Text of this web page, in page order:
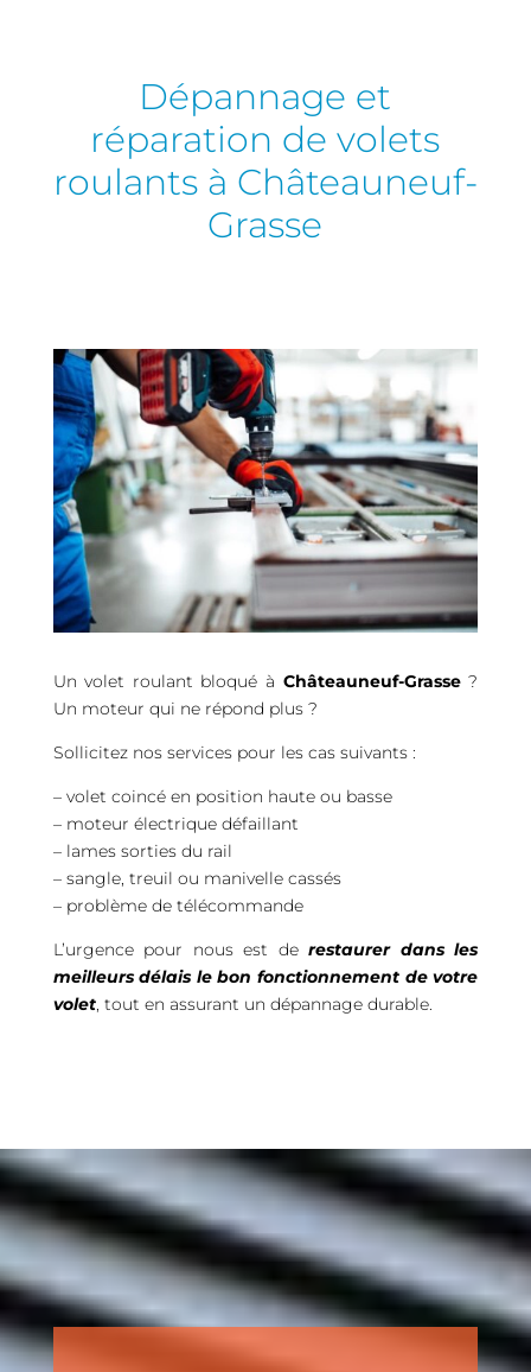
Dépannage et
réparation de volets
roulants à Châteauneuf-
Grasse
Un volet roulant bloqué à Châteauneuf-Grasse?
Un moteur qui ne répond plus ?
Sollicitez nos services pour les cas suivants :
– volet coincé en position haute ou basse
– moteur électrique défaillant
– lames sorties du rail
– sangle, treuil ou manivelle cassés
– problème de télécommande
L’urgence pour nous est derestaurer dans les
meilleurs délais le bon fonctionnement de votre
volet, tout en assurant un dépannage durable.